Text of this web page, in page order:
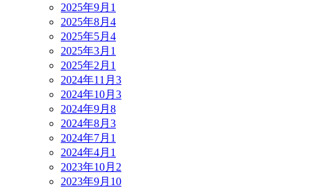
2025年9月 1
2025年8月 4
2025年5月 4
2025年3月 1
2025年2月 1
2024年11月 3
2024年10月 3
2024年9月 8
2024年8月 3
2024年7月 1
2024年4月 1
2023年10月 2
2023年9月 10